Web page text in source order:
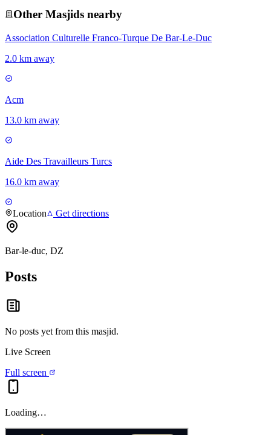
Other Masjids nearby
Association Culturelle Franco-Turque De Bar-Le-Duc
2.0 km away
Acm
13.0 km away
Aide Des Travailleurs Turcs
16.0 km away
Location Get directions
Bar-le-duc, DZ
Posts
No posts yet from this masjid.
Live Screen
Full screen
Loading…